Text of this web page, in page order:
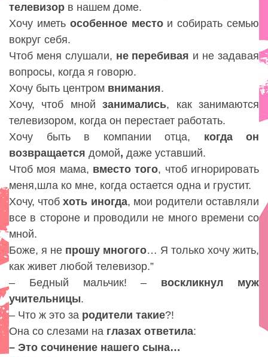
телевизор в нашем доме.
Хочу иметь особенное местои собирать семью
вокруг себя.
Чтоб меня слушали, не перебивая и не задавая
вопросы, когда я говорю.
Хочу быть центром внимания.
Хочу, чтоб мнойзанимались, как занимаются
телевизором, когда он перестает работать.
Хочу быть в компании отца, когда
он
возвращается домой, даже уставший.
Чтоб моя мама, вместо того, чтоб игнорировать
меня,шла ко мне, когда остается одна и грустит.
Хочу, чтобхоть иногда, мои родители оставляли
все в стороне и проводили не много времени со
мной.
Боже, я не прошу многого… Я только хочу жить,
как живет любой телевизор.”
– Бедный мальчик! – воскликнул
муж
учительницы.
– Что ж это за родители такие?!
Она со слезами на глазах ответила:
– Это сочинение нашего сына…